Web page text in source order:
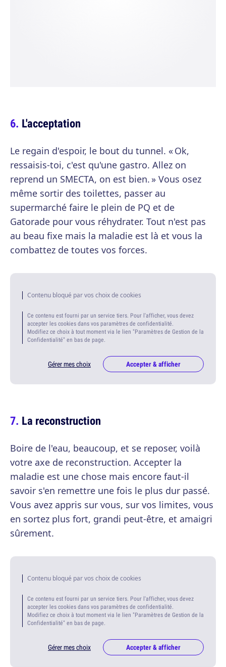
L'acceptation
Le regain d'espoir, le bout du tunnel. « Ok,
ressaisis-toi, c'est qu'une gastro. Allez on
reprend un SMECTA, on est bien. » Vous osez
même sortir des toilettes, passer au
supermarché faire le plein de PQ et de
Gatorade pour vous réhydrater. Tout n'est pas
au beau fixe mais la maladie est là et vous la
combattez de toutes vos forces.
Contenu bloqué par vos choix de cookies
Ce contenu est fourni par un service tiers. Pour l'afficher, vous devez
accepter les cookies dans vos paramètres de confidentialité.
Modifiez ce choix à tout moment via le lien "Paramètres de Gestion de la
Confidentialité" en bas de page.
Gérer mes choix Accepter & afficher
La reconstruction
Boire de l'eau, beaucoup, et se reposer, voilà
votre axe de reconstruction. Accepter la
maladie est une chose mais encore faut-il
savoir s'en remettre une fois le plus dur passé.
Vous avez appris sur vous, sur vos limites, vous
en sortez plus fort, grandi peut-être, et amaigri
sûrement.
Contenu bloqué par vos choix de cookies
Ce contenu est fourni par un service tiers. Pour l'afficher, vous devez
accepter les cookies dans vos paramètres de confidentialité.
Modifiez ce choix à tout moment via le lien "Paramètres de Gestion de la
Confidentialité" en bas de page.
Gérer mes choix Accepter & afficher